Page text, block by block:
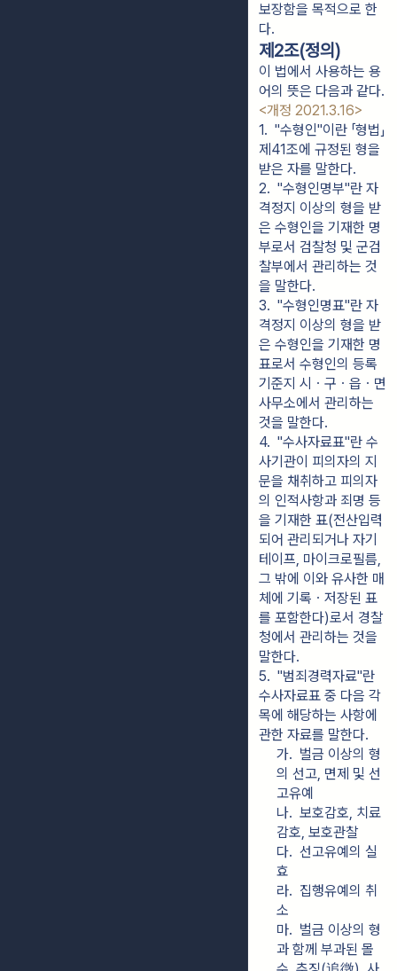
보장함을 목적으로 한
다.
제2조(정의)
이 법에서 사용하는 용
어의 뜻은 다음과 같다.
<개정 2021.3.16>
1.  "수형인"이란 「형법」
제41조에 규정된 형을
받은 자를 말한다.
2.  "수형인명부"란 자
격정지 이상의 형을 받
은 수형인을 기재한 명
부로서 검찰청 및 군검
찰부에서 관리하는 것
을 말한다.
3.  "수형인명표"란 자
격정지 이상의 형을 받
은 수형인을 기재한 명
표로서 수형인의 등록
기준지 시ㆍ구ㆍ읍ㆍ면
사무소에서 관리하는
것을 말한다.
4.  "수사자료표"란 수
사기관이 피의자의 지
문을 채취하고 피의자
의 인적사항과 죄명 등
을 기재한 표(전산입력
되어 관리되거나 자기
테이프, 마이크로필름,
그 밖에 이와 유사한 매
체에 기록ㆍ저장된 표
를 포함한다)로서 경찰
청에서 관리하는 것을
말한다.
5.  "범죄경력자료"란
수사자료표 중 다음 각
목에 해당하는 사항에
관한 자료를 말한다.
가.  벌금 이상의 형
의 선고, 면제 및 선
고유예
나.  보호감호, 치료
감호, 보호관찰
다.  선고유예의 실
효
라.  집행유예의 취
소
마.  벌금 이상의 형
과 함께 부과된 몰